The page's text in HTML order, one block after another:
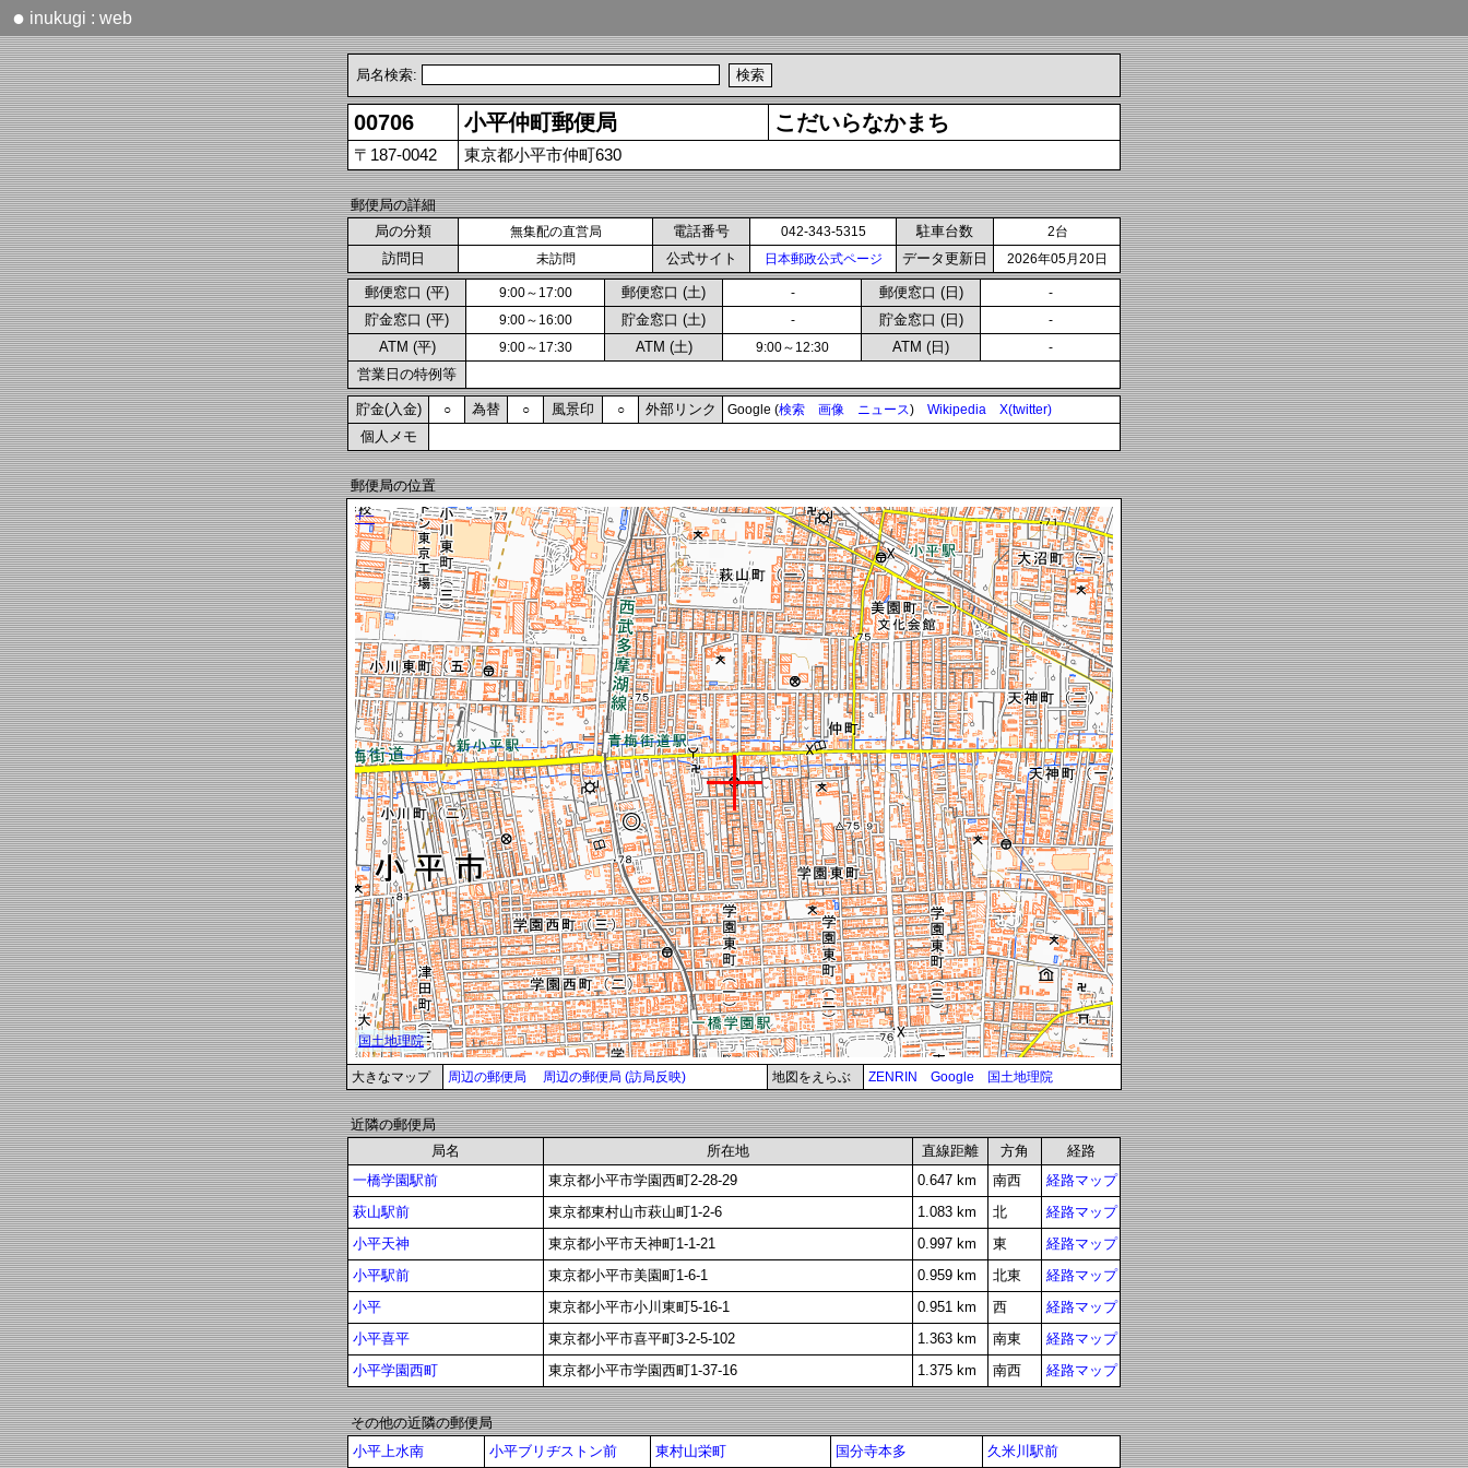
● inukugi : web
局名検索:
00706 小平仲町郵便局 こだいらなかまち
〒187-0042 東京都小平市仲町630
郵便局の詳細
局の分類
無集配の直営局 電話番号 042-343-5315 駐車台数 2台
訪問日 未訪問 公式サイト 日本郵政公式ページ データ更新日 2026年05月20日
郵便窓口 (平) 9:00～17:00 郵便窓口 (土) - 郵便窓口 (日) -
貯金窓口 (平) 9:00～16:00 貯金窓口 (土) - 貯金窓口 (日) -
ATM (平) 9:00～17:30 ATM (土) 9:00～12:30 ATM (日) -
営業日の特例等
貯金(入金) ○ 為替 ○ 風景印 ○ 外部リンク Google (検索 画像 ニュース) Wikipedia X(twitter)
個人メモ
郵便局の位置
大きなマップ 周辺の郵便局 周辺の郵便局 (訪局反映) 地図をえらぶ ZENRIN Google 国土地理院
近隣の郵便局
局名
所在地 直線距離 方角
経路
一橋学園駅前
東京都小平市学園西町2-28-29 0.647 km 南西
経路マップ
萩山駅前
東京都東村山市萩山町1-2-6 1.083 km 北
経路マップ
小平天神
東京都小平市天神町1-1-21 0.997 km 東
経路マップ
小平駅前
東京都小平市美園町1-6-1 0.959 km 北東
経路マップ
小平
東京都小平市小川東町5-16-1 0.951 km 西
経路マップ
小平喜平
東京都小平市喜平町3-2-5-102 1.363 km 南東
経路マップ
小平学園西町
東京都小平市学園西町1-37-16 1.375 km 南西 経路マップ
その他の近隣の郵便局
小平上水南
小平ブリヂストン前 東村山栄町 国分寺本多 久米川駅前